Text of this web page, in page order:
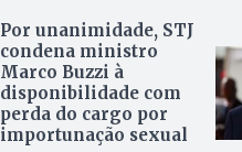
Por unanimidade, STJ
condena ministro
Marco Buzzi à
disponibilidade com
perda do cargo por
importunação sexual